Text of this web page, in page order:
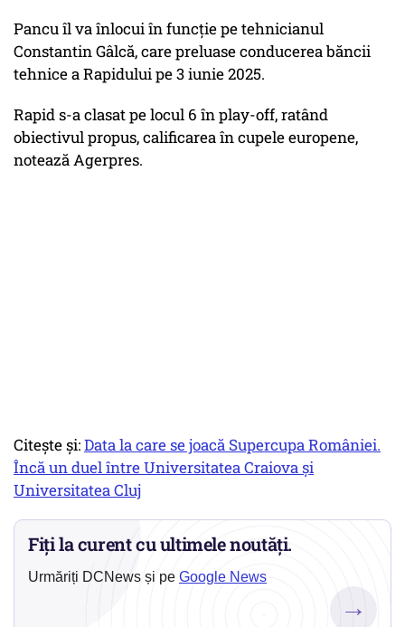
Pancu îl va înlocui în funcţie pe tehnicianul
Constantin Gâlcă, care preluase conducerea băncii
tehnice a Rapidului pe 3 iunie 2025.
Rapid s-a clasat pe locul 6 în play-off, ratând
obiectivul propus, calificarea în cupele europene,
notează Agerpres.
Citește și:Data la care se joacă Supercupa României.
Încă un duel între Universitatea Craiova și
Universitatea Cluj
Fiți la curent cu ultimele noutăți.
Urmăriți DCNews și pe Google News
→